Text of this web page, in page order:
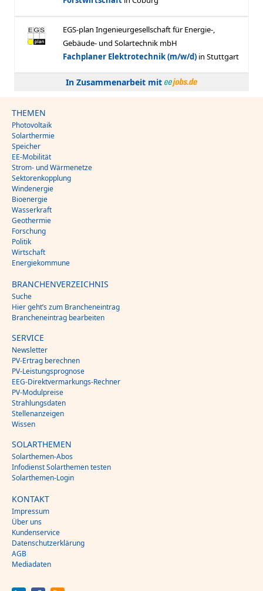
In Zusammenarbeit mit
THEMEN
Photovoltaik
Solarthermie
Speicher
EE-Mobilität
Strom- und Wärmenetze
Sektorenkopplung
Windenergie
Bioenergie
Wasserkraft
Geothermie
Forschung
Politik
Wirtschaft
Energiekommune
BRANCHENVERZEICHNIS
Suche
Hier geht’s zum Brancheneintrag
Brancheneintrag bearbeiten
SERVICE
Newsletter
PV-Ertrag berechnen
PV-Leistungsprognose
EEG-Direktvermarkungs-Rechner
PV-Modulpreise
Strahlungsdaten
Stellenanzeigen
Wissen
SOLARTHEMEN
Solarthemen-Abos
Infodienst Solarthemen testen
Solarthemen-Login
KONTAKT
Impressum
Über uns
Kundenservice
Datenschutzerklärung
AGB
Mediadaten